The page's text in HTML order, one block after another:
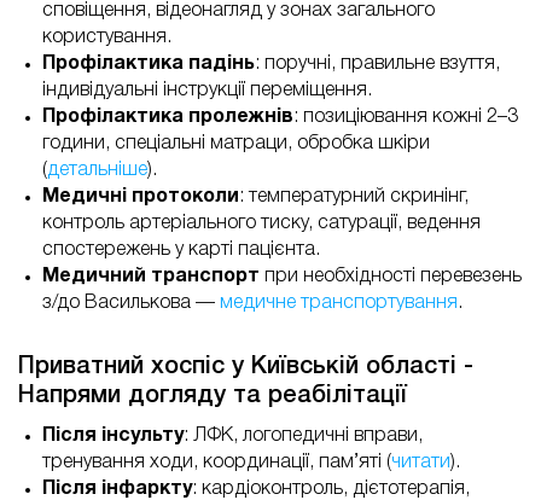
сповіщення, відеонагляд у зонах загального
користування.
Профілактика падінь: поручні, правильне взуття,
індивідуальні інструкції переміщення.
Профілактика пролежнів: позиціювання кожні 2–3
години, спеціальні матраци, обробка шкіри
(детальніше).
Медичні протоколи : температурний скринінг,
контроль артеріального тиску, сатурації, ведення
спостережень у карті пацієнта.
Медичний транспорт при необхідності перевезень
з/до Василькова — медичне транспортування .
Приватний хоспіс у Київській області -
Напрями догляду та реабілітації
Після інсульту: ЛФК, логопедичні вправи,
тренування ходи, координації, пам’яті (читати ).
Після інфаркту: кардіоконтроль, дієтотерапія,